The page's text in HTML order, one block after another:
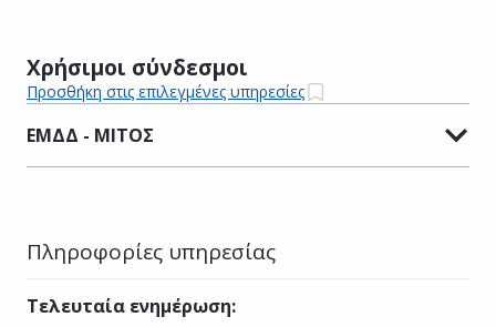
Χρήσιμοι σύνδεσμοι
Προσθήκη στις επιλεγμένες υπηρεσίες
ΕΜΔΔ - ΜΙΤΟΣ
Πληροφορίες υπηρεσίας
Τελευταία ενημέρωση: